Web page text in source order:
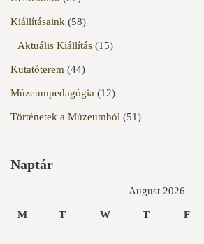
Kiállításaink (58)
Aktuális Kiállítás (15)
Kutatóterem (44)
Múzeumpedagógia (12)
Történetek a Múzeumból (51)
Naptár
August 2026
M T W T F